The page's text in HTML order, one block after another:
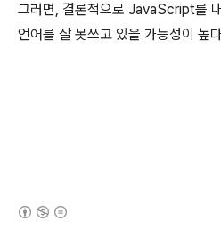
그러면, 결론적으로 JavaScript를
언어를 잘 못쓰고 있을 가능성이 높